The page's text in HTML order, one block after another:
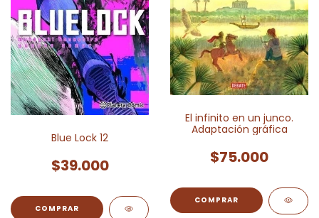
Blue Lock 12
$39.000
El infinito en un junco.
Adaptación gráfica
$75.000